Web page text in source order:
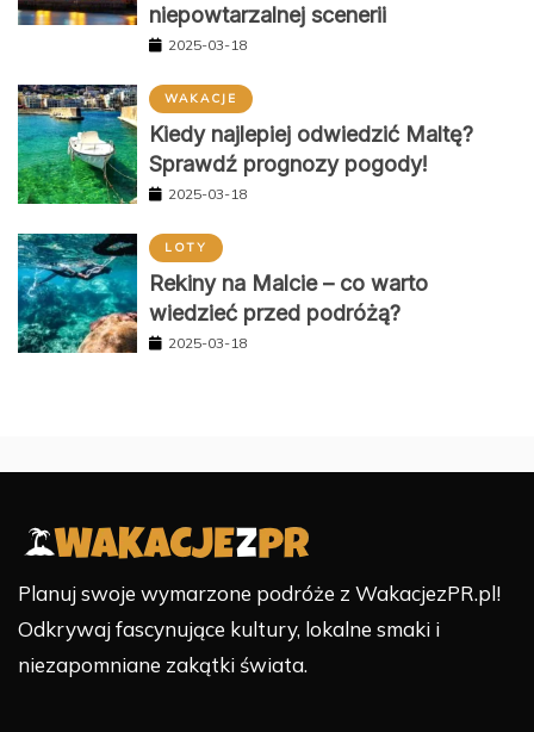
niepowtarzalnej scenerii
2025-03-18
WAKACJE
Kiedy najlepiej odwiedzić Maltę?
Sprawdź prognozy pogody!
2025-03-18
LOTY
Rekiny na Malcie – co warto
wiedzieć przed podróżą?
2025-03-18
Planuj swoje wymarzone podróże z WakacjezPR.pl!
Odkrywaj fascynujące kultury, lokalne smaki i
niezapomniane zakątki świata.